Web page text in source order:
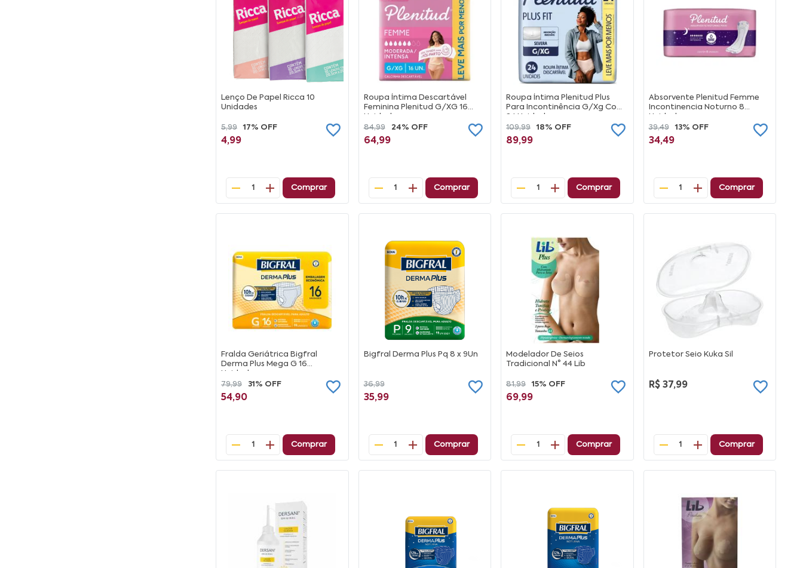
Lenço De Papel Ricca 10
Unidades
5,99 17% OFF
4,99
1 Comprar
Roupa Íntima Descartável
Feminina Plenitud G/XG 16
Unidades
84,99
24% OFF
64,99
1 Comprar
Roupa Íntima Plenitud Plus
Para Incontinência G/Xg Com
24 Unidades
109,99
18% OFF
89,99
1 Comprar
Absorvente Plenitud Femme
Incontinencia Noturno 8
Unidades
39,49
13% OFF
34,49
1 Comprar
Fralda Geriátrica Bigfral
Derma Plus Mega G 16
Unidades
79,99
31% OFF
54,90
1 Comprar
Bigfral Derma Plus Pq 8 x 9Un
36,99
35,99
1 Comprar
Modelador De Seios
Tradicional N° 44 Lib
81,99 15% OFF
69,99
1 Comprar
Protetor Seio Kuka Sil
R$ 37,99
1 Comprar